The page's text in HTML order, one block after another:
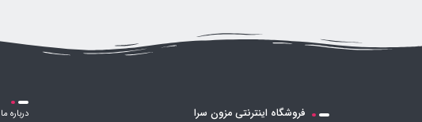
فروشگاه اینترنتی مزون سرا
درباره ما